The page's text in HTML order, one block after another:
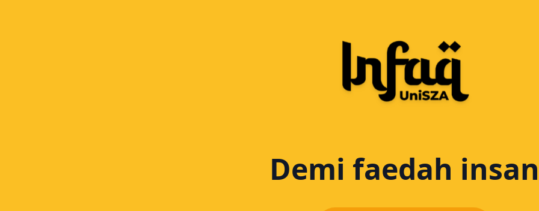
Demi faedah insan